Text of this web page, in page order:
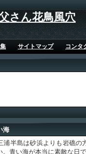
さん花鳥風穴
サイトマップ コンタ
海
半島は砂浜よりも岩礁の
。青い海が本当に素敵な日